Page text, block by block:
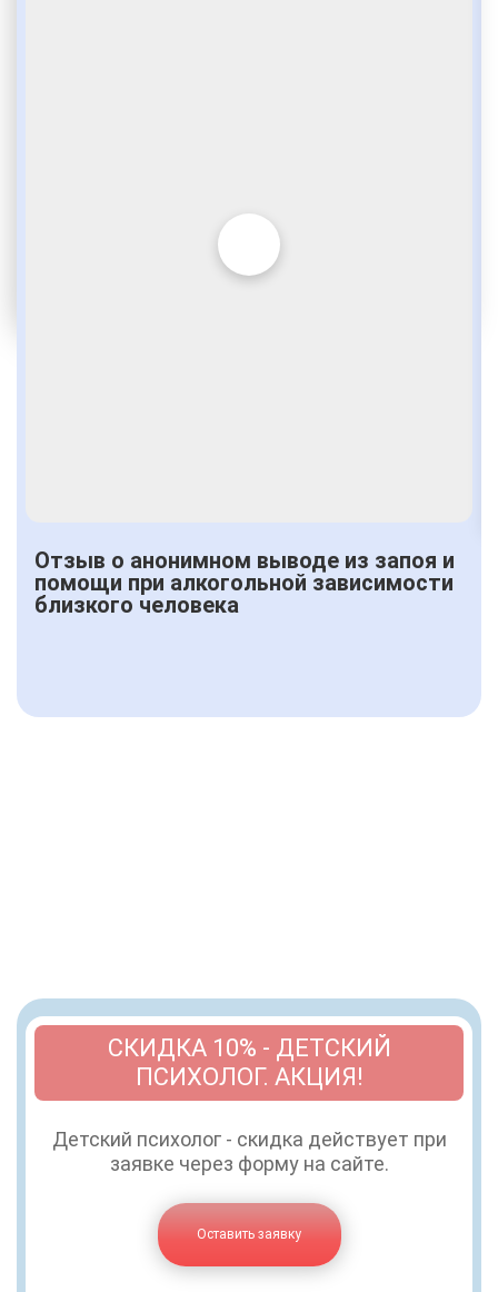
Отзыв о анонимном выводе из запоя и
помощи при алкогольной зависимости
близкого человека
СКИДКА 10% - ДЕТСКИЙ
ПСИХОЛОГ. АКЦИЯ!
Детский психолог - скидка действует при
заявке через форму на сайте.
Оставить заявку